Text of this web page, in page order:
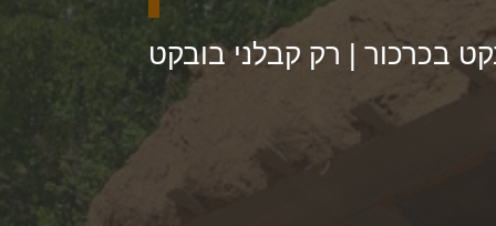
בכרכור | רק קבלני בובקט